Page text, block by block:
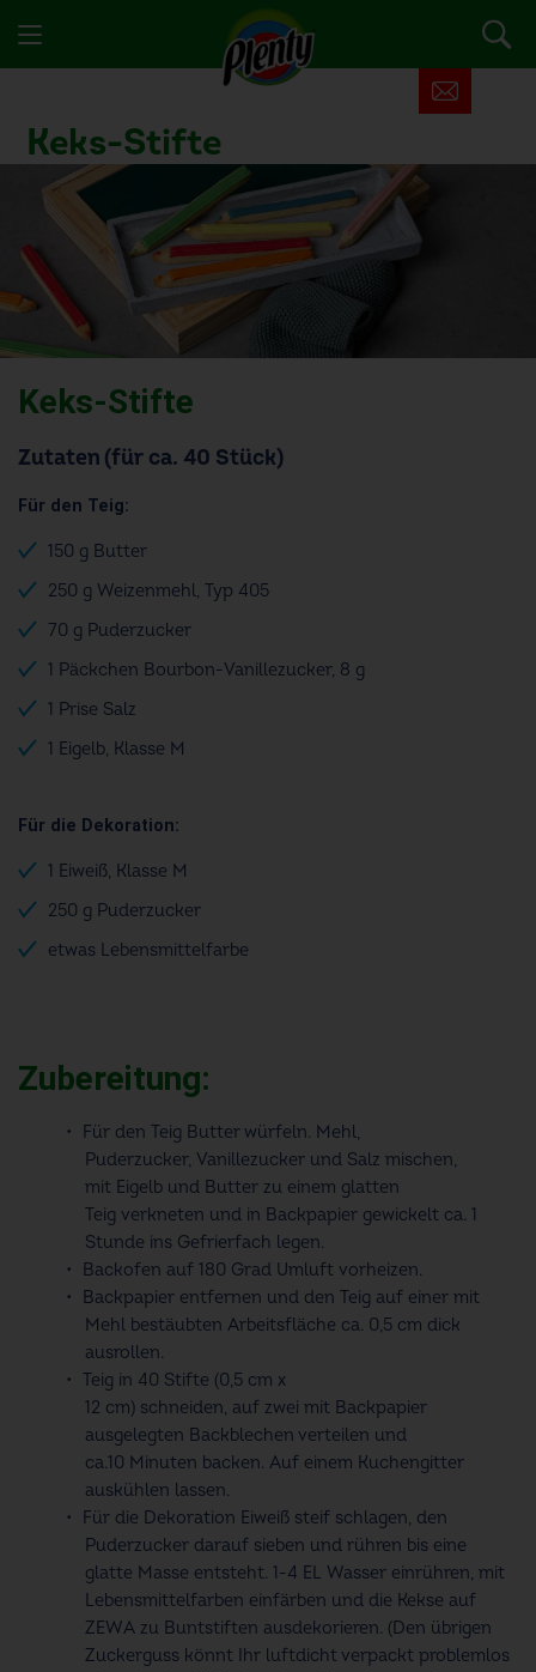
Keks-Stifte
Keks-Stifte
Zutaten (für ca. 40 Stück)
Für den Teig:
150 g Butter
250 g Weizenmehl, Typ 405
70 g Puderzucker
1 Päckchen Bourbon-Vanillezucker, 8 g
1 Prise Salz
1 Eigelb, Klasse M
Für die Dekoration:
1 Eiweiß, Klasse M
250 g Puderzucker
etwas Lebensmittelfarbe
Zubereitung:
Für den Teig Butter würfeln. Mehl,
Puderzucker, Vanillezucker und Salz mischen,
mit Eigelb und Butter zu einem glatten
Teig verkneten und in Backpapier gewickelt ca. 1
Stunde ins Gefrierfach legen.
Backofen auf 180 Grad Umluft vorheizen.
Backpapier entfernen und den Teig auf einer mit
Mehl bestäubten Arbeitsfläche ca. 0,5 cm dick
ausrollen.
Teig in 40 Stifte (0,5 cm x
12 cm) schneiden, auf zwei mit Backpapier
ausgelegten Backblechen verteilen und
ca.10 Minuten backen. Auf einem Kuchengitter
auskühlen lassen.
Für die Dekoration Eiweiß steif schlagen, den
Puderzucker darauf sieben und rühren bis eine
glatte Masse entsteht. 1-4 EL Wasser einrühren, mit
Lebensmittelfarben einfärben und die Kekse auf
ZEWA zu Buntstiften ausdekorieren. (Den übrigen
Zuckerguss könnt Ihr luftdicht verpackt problemlos